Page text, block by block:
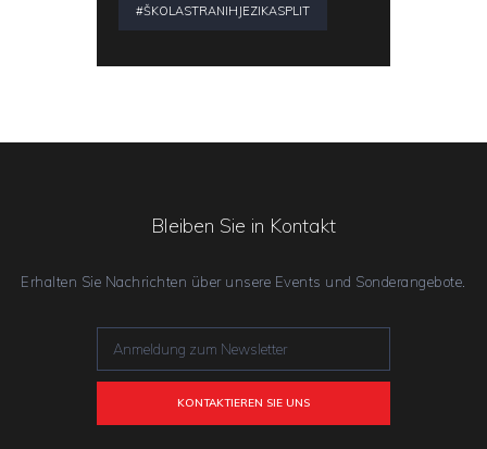
#ŠKOLASTRANIHJEZIKASPLIT
Bleiben Sie in Kontakt
Erhalten Sie Nachrichten über unsere Events und Sonderangebote.